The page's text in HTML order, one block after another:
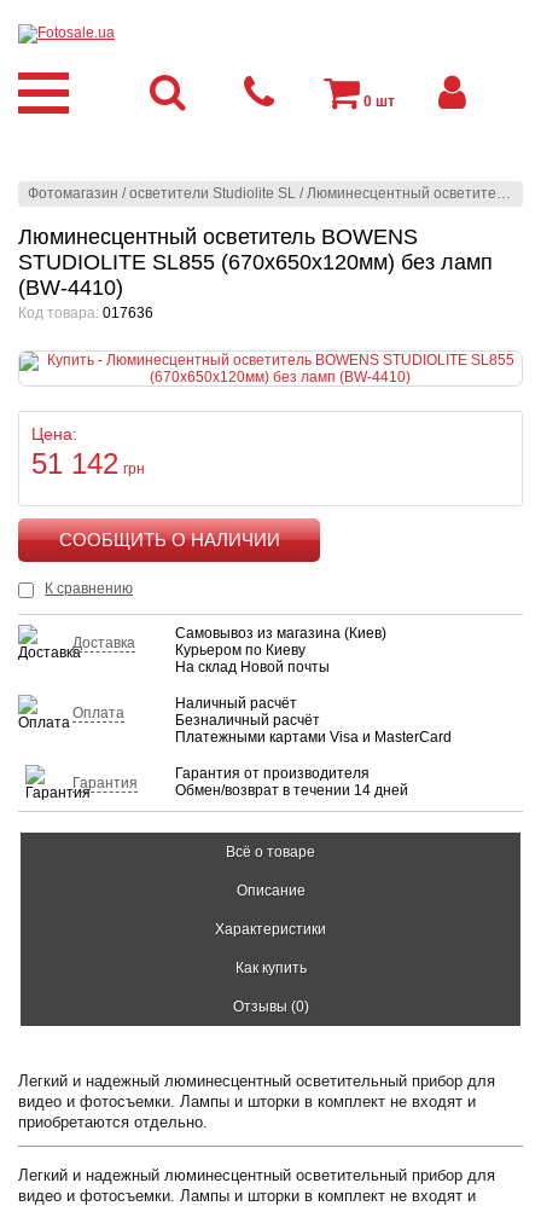
Фотомагазин /осветители Studiolite SL /Люминесцентный осветитель BOWENS STUDIOLITE SL855 (670x650x120мм) без ламп (BW-4410)
Люминесцентный осветитель BOWENS
STUDIOLITE SL855 (670x650x120мм) без ламп
(BW-4410)
Код товара: 017636
Цена:
51 142 грн
К сравнению
Доставка
Самовывоз из магазина (Киев)
Курьером по Киеву
На склад Новой почты
Оплата
Наличный расчёт
Безналичный расчёт
Платежными картами Visa и MasterCard
Гарантия
Гарантия от производителя
Обмен/возврат в течении 14 дней
Всё о товаре
Описание
Характеристики
Как купить
Отзывы (0)
Легкий и надежный люминесцентный осветительный прибор для
видео и фотосъемки. Лампы и шторки в комплект не входят и
приобретаются отдельно.
Легкий и надежный люминесцентный осветительный прибор для
видео и фотосъемки. Лампы и шторки в комплект не входят и
0 шт